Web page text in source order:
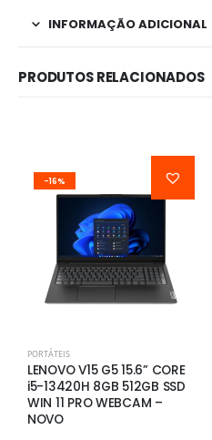
INFORMAÇÃO ADICIONAL
PRODUTOS RELACIONADOS
-16%
PORTÁTEIS
LENOVO V15 G5 15.6” CORE
i5-13420H 8GB 512GB SSD
WIN 11 PRO WEBCAM –
NOVO